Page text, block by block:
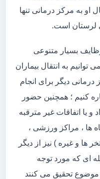
او به مرکز درمانی تنها
لرستان است.
بسیار متنوعی
توانیم به انتقال بیماران
دیگر برای انجام
کنیم ؛ همچنین حضور
و یا اتفاقات غیر مترقبه
ها ، مراکز ورزشی ،
ها و غیره ) نیز از دیگر
ای که مورد توجه
موضوع تحقیق می کنند